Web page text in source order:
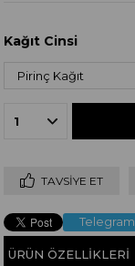
Kağıt Cinsi
TAVSIYE ET
Telegram
ÜRÜN ÖZELLIKLERI